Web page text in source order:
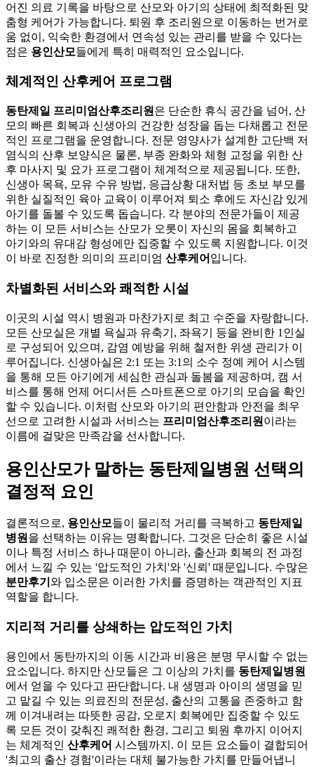
어진 의료 기록을 바탕으로 산모와 아기의 상태에 최적화된 맞
춤형 케어가 가능합니다. 퇴원 후 조리원으로 이동하는 번거로
움 없이, 익숙한 환경에서 연속성 있는 관리를 받을 수 있다는
점은 용인산모들에게 특히 매력적인 요소입니다.
체계적인 산후케어 프로그램
동탄제일 프리미엄산후조리원 은 단순한 휴식 공간을 넘어, 산
모의 빠른 회복과 신생아의 건강한 성장을 돕는 다채롭고 전문
적인 프로그램을 운영합니다. 전문 영양사가 설계한 고단백 저
염식의 산후 보양식은 물론, 부종 완화와 체형 교정을 위한 산
후 마사지 및 요가 프로그램이 체계적으로 제공됩니다. 또한,
신생아 목욕, 모유 수유 방법, 응급상황 대처법 등 초보 부모를
위한 실질적인 육아 교육이 이루어져 퇴소 후에도 자신감 있게
아기를 돌볼 수 있도록 돕습니다. 각 분야의 전문가들이 제공
하는 이 모든 서비스는 산모가 오롯이 자신의 몸을 회복하고
아기와의 유대감 형성에만 집중할 수 있도록 지원합니다. 이것
이 바로 진정한 의미의 프리미엄 산후케어 입니다.
차별화된 서비스와 쾌적한 시설
이곳의 시설 역시 병원과 마찬가지로 최고 수준을 자랑합니다.
모든 산모실은 개별 욕실과 유축기, 좌욕기 등을 완비한 1인실
로 구성되어 있으며, 감염 예방을 위해 철저한 위생 관리가 이
루어집니다. 신생아실은 2:1 또는 3:1의 소수 정예 케어 시스템
을 통해 모든 아기에게 세심한 관심과 돌봄을 제공하며, 캠 서
비스를 통해 언제 어디서든 스마트폰으로 아기의 모습을 확인
할 수 있습니다. 이처럼 산모와 아기의 편안함과 안전을 최우
선으로 고려한 시설과 서비스는 프리미엄산후조리원 이라는
이름에 걸맞은 만족감을 선사합니다.
용인산모가 말하는 동탄제일병원 선택의
결정적 요인
결론적으로, 용인산모들이 물리적 거리를 극복하고 동탄제일
병원을 선택하는 이유는 명확합니다. 그것은 단순히 좋은 시설
이나 특정 서비스 하나 때문이 아니라, 출산과 회복의 전 과정
에서 느낄 수 있는 '압도적인 가치'와 '신뢰' 때문입니다. 수많은
분만후기 와 입소문은 이러한 가치를 증명하는 객관적인 지표
역할을 합니다.
지리적 거리를 상쇄하는 압도적인 가치
용인에서 동탄까지의 이동 시간과 비용은 분명 무시할 수 없는
요소입니다. 하지만 산모들은 그 이상의 가치를 동탄제일병원
에서 얻을 수 있다고 판단합니다. 내 생명과 아이의 생명을 믿
고 맡길 수 있는 의료진의 전문성, 출산의 고통을 존중하고 함
께 이겨내려는 따뜻한 공감, 오로지 회복에만 집중할 수 있도
록 모든 것이 갖춰진 쾌적한 환경, 그리고 퇴원 후까지 이어지
는 체계적인 산후케어 시스템까지. 이 모든 요소들이 결합되어
'최고의 출산 경험'이라는 대체 불가능한 가치를 만들어냅니